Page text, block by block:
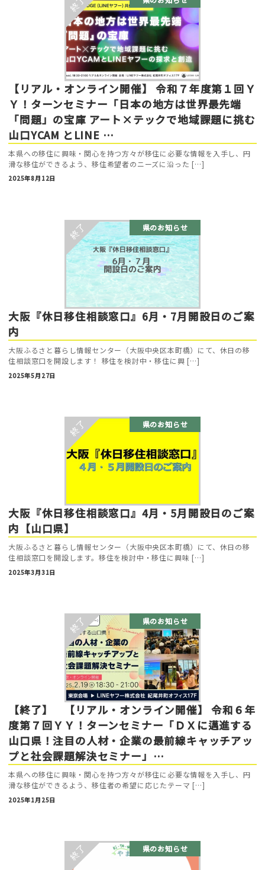
【リアル・オンライン開催】 令和７年度第１回Ｙ
Ｙ！ターンセミナー「日本の地方は世界最先端
「問題」の宝庫 アート×テックで地域課題に挑む
山口YCAM とLINE …
本県への移住に興味・関心を持つ方々が移住に必要な情報を入手し、円
滑な移住ができるよう、移住希望者のニーズに沿った […]
2025年8月12日
県のお知らせ
大阪『休日移住相談窓口』6月・7月開設日のご案
内
大阪ふるさと暮らし情報センター（大阪中央区本町橋）にて、休日の移
住相談窓口を開設します！ 移住を検討中・移住に興 […]
2025年5月27日
県のお知らせ
大阪『休日移住相談窓口』4月・5月開設日のご案
内【山口県】
大阪ふるさと暮らし情報センター（大阪中央区本町橋）にて、休日の移
住相談窓口を開設します。移住を検討中・移住に興味 […]
2025年3月31日
県のお知らせ
【終了】 【リアル・オンライン開催】 令和６年
度第７回ＹＹ！ターンセミナー「ＤＸに邁進する
山口県！注目の人材・企業の最前線キャッチアッ
プと社会課題解決セミナー」…
本県への移住に興味・関心を持つ方々が移住に必要な情報を入手し、円
滑な移住ができるよう、移住者の希望に応じたテーマ […]
2025年1月25日
県のお知らせ